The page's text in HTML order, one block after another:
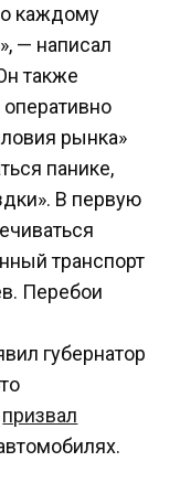
каждому
— написал
также
оперативно
рынка»
панике,
В первую
транспорт
Перебои
губернатор
призвал